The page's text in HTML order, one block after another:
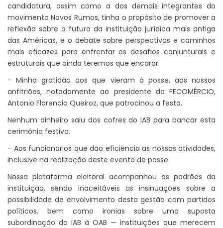
candidatura, assim como a dos demais integrantes do
movimento Novos Rumos, tinha o propósito de promover a
reflexão sobre o futuro da instituição jurídica mais antiga
das Américas, e o debate sobre perspectivas e caminhos
mais eficazes para enfrentar os desafios conjunturais e
estruturais que ainda teremos que encarar.
- Minha gratidão aos que vieram à posse, aos nossos
anfitriões, notadamente ao presidente da FECOMÉRCIO,
Antonio Florencio Queiroz, que patrocinou a festa.
Nenhum dinheiro saiu dos cofres do IAB para bancar esta
cerimônia festiva.
- Aos funcionários que dão eficiência as nossas atividades,
inclusive na realização deste evento de posse.
Nossa plataforma eleitoral acompanhou os padrões da
instituição, sendo inaceitáveis as insinuações sobre a
possibilidade de envolvimento desta gestão com partidos
políticos, bem como ironias sobre uma suposta
subordinação do IAB à OAB — instituições que merecem